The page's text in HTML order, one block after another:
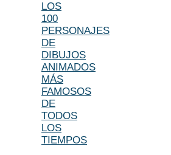
LOS
100
PERSONAJES
DE
DIBUJOS
ANIMADOS
MÁS
FAMOSOS
DE
TODOS
LOS
TIEMPOS